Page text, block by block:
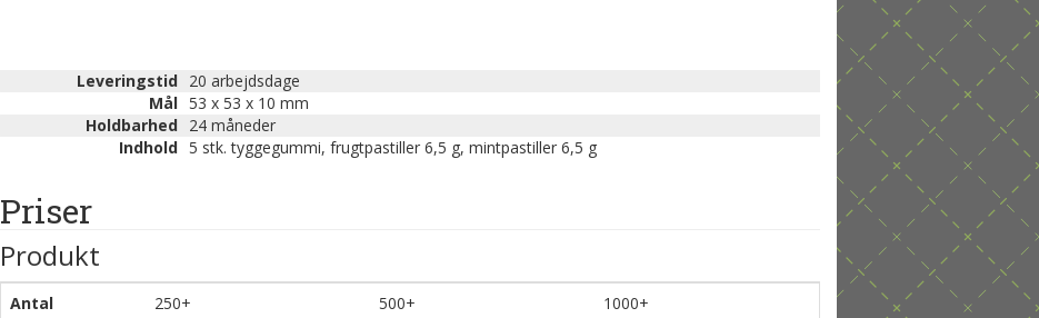
Leveringstid 20 arbejdsdage
Mål 53 x 53 x 10 mm
Holdbarhed 24 måneder
Indhold 5 stk. tyggegummi, frugtpastiller 6,5 g, mintpastiller 6,5 g
Priser
Produkt
Antal 250+ 500+
1000+